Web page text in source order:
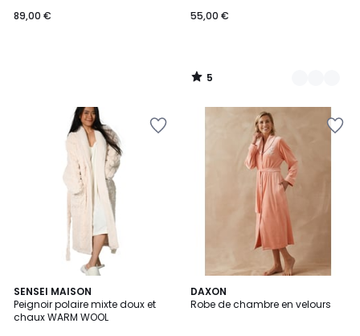
89,00 €
55,00 €
5
/
SENSEI MAISON
Peignoir polaire mixte doux et
chaux WARM WOOL
5
/
5
4
Couleurs
DAXON
Robe de chambre en velours
2
Couleurs